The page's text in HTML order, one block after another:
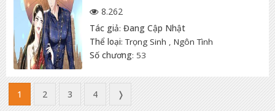
8.262
Tác giả: Đang Cập Nhật
Thể loại:Trọng Sinh , Ngôn Tình
Số chương: 53
1 2 3 4 ❭